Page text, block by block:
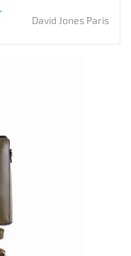
David Jones Paris